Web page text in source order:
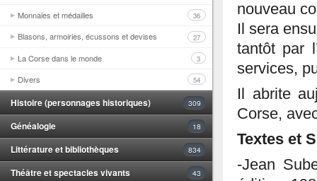
Monnaies et médailles 36
Blasons, armoiries, écussons et devises 27
La Corse dans le monde 3
Divers 54
Histoire (personnages historiques) 309
Généalogie 18
Littérature et bibliothèques 834
Théâtre et spectacles vivants 43
nouveau
Il sera
tantôt par
services,
Il abrite
Corse,
Textes et
-Jean